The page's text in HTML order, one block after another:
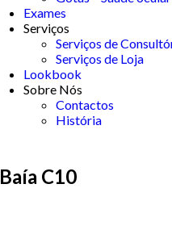
Exames
Serviços
Serviços de
Serviços de Loja
Lookbook
Sobre Nós
Contactos
História
Baía C10